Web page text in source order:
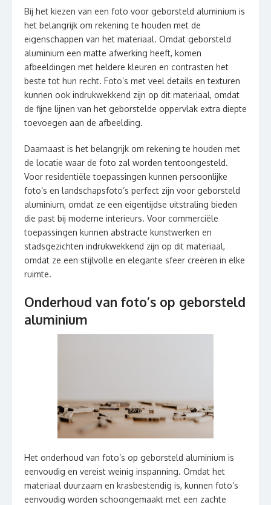
Bij het kiezen van een foto voor geborsteld aluminium is
het belangrijk om rekening te houden met de
eigenschappen van het materiaal. Omdat geborsteld
aluminium een matte afwerking heeft, komen
afbeeldingen met heldere kleuren en contrasten het
beste tot hun recht. Foto’s met veel details en texturen
kunnen ook indrukwekkend zijn op dit materiaal, omdat
de fijne lijnen van het geborstelde oppervlak extra diepte
toevoegen aan de afbeelding.
Daarnaast is het belangrijk om rekening te houden met
de locatie waar de foto zal worden tentoongesteld.
Voor residentiële toepassingen kunnen persoonlijke
foto’s en landschapsfoto’s perfect zijn voor geborsteld
aluminium, omdat ze een eigentijdse uitstraling bieden
die past bij moderne interieurs. Voor commerciële
toepassingen kunnen abstracte kunstwerken en
stadsgezichten indrukwekkend zijn op dit materiaal,
omdat ze een stijlvolle en elegante sfeer creëren in elke
ruimte.
Onderhoud van foto’s op geborsteld
aluminium
Het onderhoud van foto’s op geborsteld aluminium is
eenvoudig en vereist weinig inspanning. Omdat het
materiaal duurzaam en krasbestendig is, kunnen foto’s
eenvoudig worden schoongemaakt met een zachte